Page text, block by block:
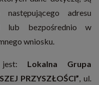
adresu
lub bezpośrednio w
wniosku.
jest: Lokalna Grupa
PRZYSZŁOŚCI”, ul.